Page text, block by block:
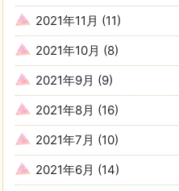
2021年11月 (11)
2021年10月 (8)
2021年9月 (9)
2021年8月 (16)
2021年7月 (10)
2021年6月 (14)